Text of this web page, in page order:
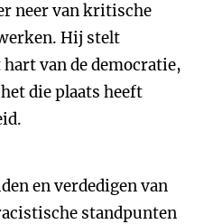
neer van kritische
Hij stelt
van de democratie,
die plaats heeft
en verdedigen van
standpunten